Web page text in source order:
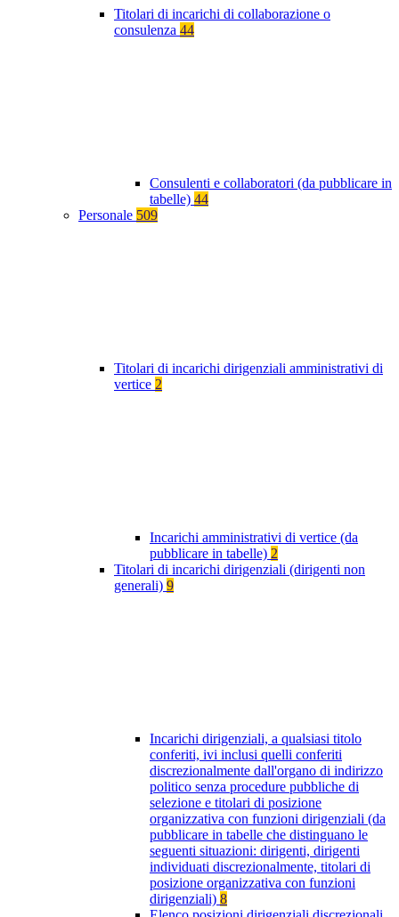
Titolari di incarichi di collaborazione o
consulenza 44
Consulenti e collaboratori (da pubblicare in
tabelle) 44
Personale 509
Titolari di incarichi dirigenziali amministrativi di
vertice 2
Incarichi amministrativi di vertice (da
pubblicare in tabelle) 2
Titolari di incarichi dirigenziali (dirigenti non
generali) 9
Incarichi dirigenziali, a qualsiasi titolo
conferiti, ivi inclusi quelli conferiti
discrezionalmente dall'organo di indirizzo
politico senza procedure pubbliche di
selezione e titolari di posizione
organizzativa con funzioni dirigenziali (da
pubblicare in tabelle che distinguano le
seguenti situazioni: dirigenti, dirigenti
individuati discrezionalmente, titolari di
posizione organizzativa con funzioni
dirigenziali) 8